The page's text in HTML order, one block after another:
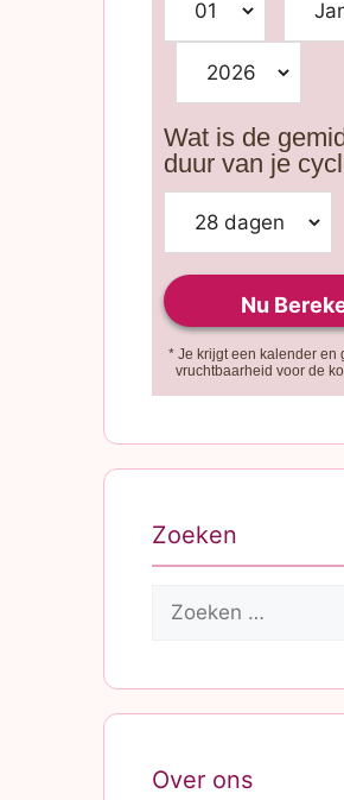
Wat is de
duur van je
* Je krijgt een kalender en
vruchtbaarheid voor de
Zoeken
Zoek
Over ons